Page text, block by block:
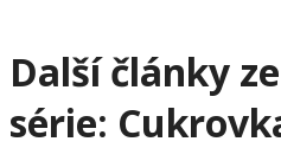
Další články ze
série: